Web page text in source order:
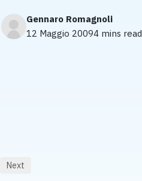
Gennaro Romagnoli
12 Maggio 20094 mins read
Next